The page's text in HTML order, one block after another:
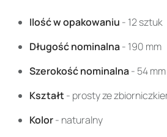
Ilość w opakowaniu - 12 sztuk
Długość nominalna- 190 mm
Szerokość nominalna- 54 mm
Kształt - prosty ze
Kolor- naturalny